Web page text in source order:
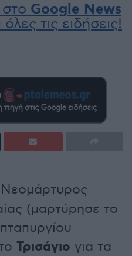
Google News
τις ειδήσεις!
Νεομάρτυρος
(μαρτύρησε το
Τρισάγιο για τα